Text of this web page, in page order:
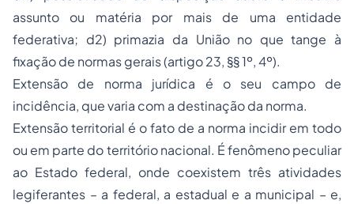
assunto ou matéria por mais de uma entidade
federativa; d2) primazia da União no que tange à
fixação de normas gerais (artigo 23, §§ 1º, 4º).
Extensão de norma jurídica é o seu campo de
incidência, que varia com a destinação da norma.
Extensão territorial é o fato de a norma incidir em todo
ou em parte do território nacional. É fenômeno peculiar
ao Estado federal, onde coexistem três atividades
legiferantes – a federal, a estadual e a municipal – e,